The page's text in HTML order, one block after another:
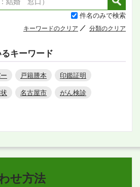
件名のみで検索
キーワードのクリア 分類のクリア
キーワード
戸籍謄本
印鑑証明
名古屋市
がん検診
せ方法